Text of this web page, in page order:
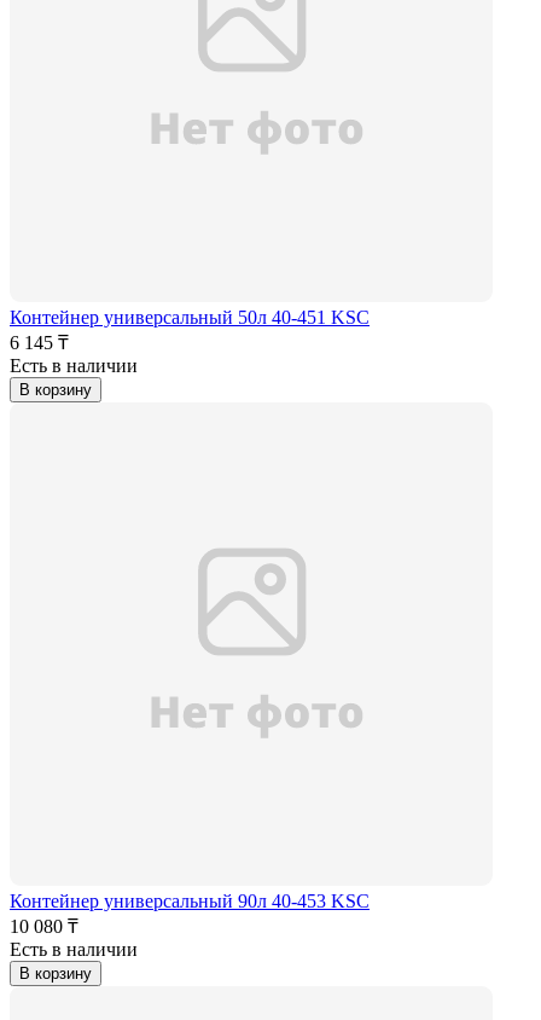
Контейнер универсальный 50л 40-451 KSC
6 145 ₸
Есть в наличии
В корзину
Контейнер универсальный 90л 40-453 KSC
10 080 ₸
Есть в наличии
В корзину